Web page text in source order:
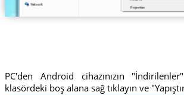
PC'den Android cihazınızın
klasördeki boş alana sağ tıklayın ve